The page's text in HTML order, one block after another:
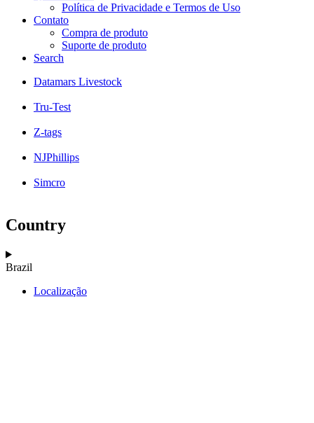
Política de Privacidade e Termos de Uso
Contato
Compra de produto
Suporte de produto
Search
Datamars Livestock
Tru-Test
Z-tags
NJPhillips
Simcro
Country
Brazil
Localização